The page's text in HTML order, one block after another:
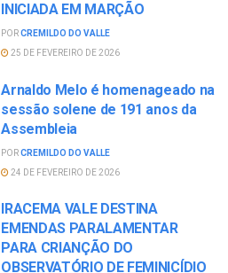
INICIADA EM MARÇÃO
PORCREMILDO DO VALLE
25 DE FEVEREIRO DE 2026
Arnaldo Melo é homenageado na
sessão solene de 191 anos da
Assembleia
PORCREMILDO DO VALLE
24 DE FEVEREIRO DE 2026
IRACEMA VALE DESTINA
EMENDAS PARALAMENTAR
PARA CRIANÇÃO DO
OBSERVATÓRIO DE FEMINICÍDIO